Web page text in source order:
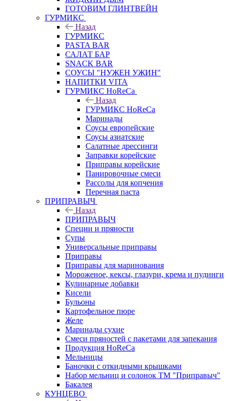
ГОТОВИМ ГЛИНТВЕЙН
ГУРМИКС
Назад
ГУРМИКС
PASTA BAR
САЛАТ БАР
SNACK BAR
СОУСЫ "НУЖЕН УЖИН"
НАПИТКИ VITA
ГУРМИКС HoReCa
Назад
ГУРМИКС HoReCa
Маринады
Соусы европейские
Соуcы азиатские
Салатные дрессинги
Заправки корейские
Приправы корейские
Панировочные смеси
Рассолы для копчения
Перечная паста
ПРИПРАВЫЧ
Назад
ПРИПРАВЫЧ
Специи и пряности
Супы
Универсальные приправы
Приправы
Приправы для маринования
Мороженое, кексы, глазури, крема и пудинги
Кулинарные добавки
Кисели
Бульоны
Картофельное пюре
Желе
Маринады сухие
Смеси пряностей с пакетами для запекания
Продукция HoReCa
Мельницы
Баночки с откидными крышками
Набор мельниц и солонок ТМ "Приправыч"
Бакалея
КУНЦЕВО